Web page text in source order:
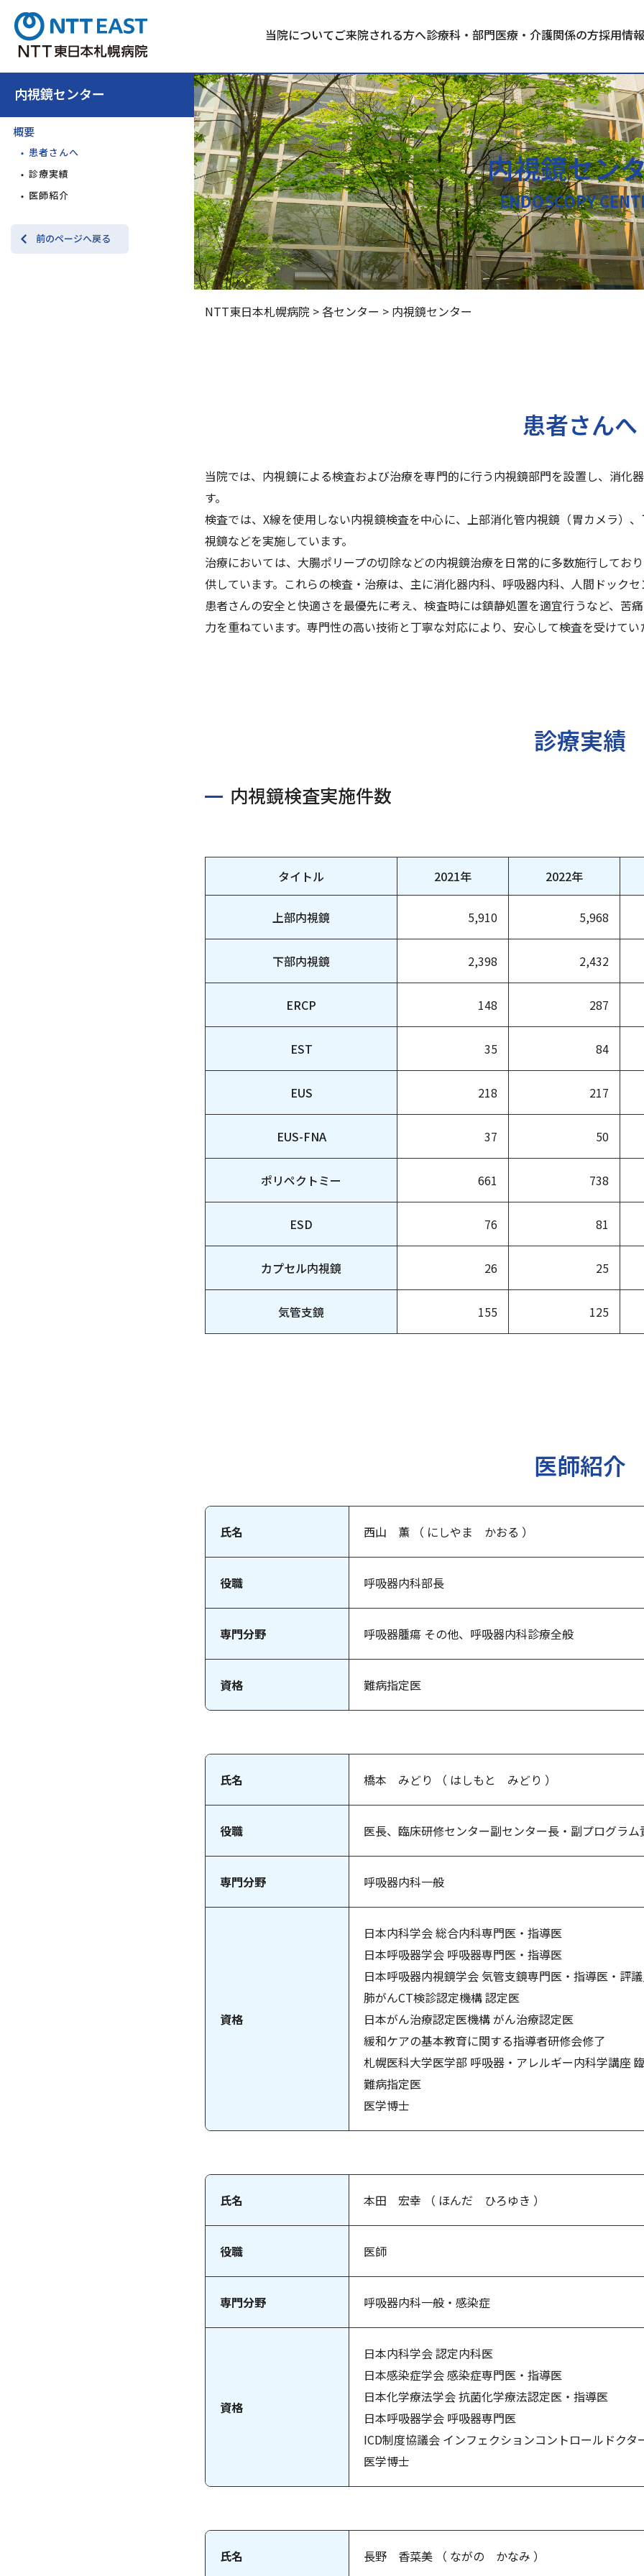
当院についてご来院される方へ診療科・部門医療・介護関係の方採用情報
内視鏡センター
概要
患者さんへ
診療実績
医師紹介
前のページへ戻る
内視鏡セン
ENDOSCOPY
NTT東日本札幌病院 >各センター > 内視鏡センター
患者さんへ
当院では、内視鏡による検査および治療を専門的に行う内視鏡部門を設置し、消化
す。
検査では、X線を使用しない内視鏡検査を中心に、上部消化管内視鏡（胃カメラ）
視鏡などを実施しています。
治療においては、大腸ポリープの切除などの内視鏡治療を日常的に多数施行してお
供しています。これらの検査・治療は、主に消化器内科、呼吸器内科、人間ドック
患者さんの安全と快適さを最優先に考え、検査時には鎮静処置を適宜行うなど、苦
力を重ねています。専門性の高い技術と丁寧な対応により、安心して検査を受けて
診療実績
内視鏡検査実施件数
タイトル 2021年 2022年
上部内視鏡 5,910 5,968
下部内視鏡 2,398 2,432
ERCP 148 287
EST 35 84
EUS 218 217
EUS-FNA 37 50
ポリペクトミー 661 738
ESD 76 81
カプセル内視鏡 26 25
気管支鏡 155 125
医師紹介
氏名 西山 薫 （ にしやま かおる ）
役職 呼吸器内科部長
専門分野 呼吸器腫瘍 その他、呼吸器内科診療全般
資格 難病指定医
氏名 橋本 みどり （ はしもと みどり ）
役職 医長、臨床研修センター副センター長・副プログラム
専門分野 呼吸器内科一般
資格
日本内科学会 総合内科専門医・指導医
日本呼吸器学会 呼吸器専門医・指導医
日本呼吸器内視鏡学会 気管支鏡専門医・指導医・評
肺がんCT検診認定機構 認定医
日本がん治療認定医機構 がん治療認定医
緩和ケアの基本教育に関する指導者研修会修了
札幌医科大学医学部 呼吸器・アレルギー内科学講座
難病指定医
医学博士
氏名 本田 宏幸 （ ほんだ ひろゆき ）
役職 医師
専門分野 呼吸器内科一般・感染症
資格
日本内科学会 認定内科医
日本感染症学会 感染症専門医・指導医
日本化学療法学会 抗菌化学療法認定医・指導医
日本呼吸器学会 呼吸器専門医
ICD制度協議会 インフェクションコントロールドクタ
医学博士
氏名 長野 香菜美 （ ながの かなみ ）